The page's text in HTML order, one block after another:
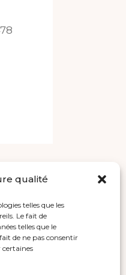
qualité
telles que les
Le fait de
telles que le
de ne pas consentir